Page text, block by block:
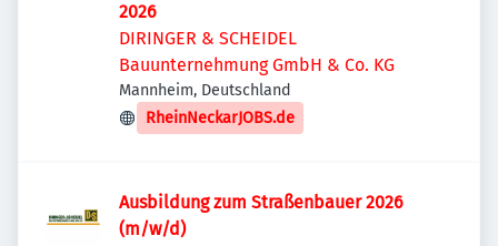
2026
DIRINGER & SCHEIDEL
Bauunternehmung GmbH & Co. KG
Mannheim, Deutschland
RheinNeckarJOBS.de
Ausbildung zum Straßenbauer 2026
(m/w/d)